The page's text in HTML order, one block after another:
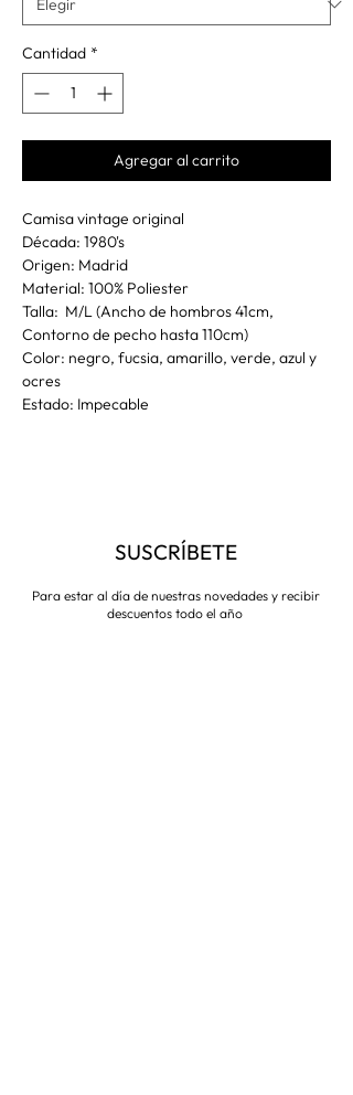
Cantidad *
Agregar al carrito
Camisa vintage original
Década: 1980's
Origen: Madrid
Material: 100% Poliester
Talla: M/L (Ancho de hombros 41cm,
Contorno de pecho hasta 110cm)
Color: negro, fucsia, amarillo, verde, azul y
ocres
Estado: Impecable
SUSCRÍBETE
Para estar al día de nuestras novedades y recibir
descuentos todo el año